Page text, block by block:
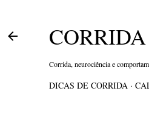
Corrida, neurociência e
DICAS DE CORRIDA